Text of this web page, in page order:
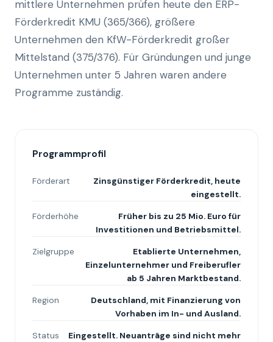
mittlere Unternehmen prüfen heute den ERP-
Förderkredit KMU (365/366), größere
Unternehmen den KfW-Förderkredit großer
Mittelstand (375/376). Für Gründungen und junge
Unternehmen unter 5 Jahren waren andere
Programme zuständig.
Programmprofil
Förderart
Zinsgünstiger Förderkredit, heute
eingestellt.
Förderhöhe
Früher bis zu 25 Mio. Euro für
Investitionen und Betriebsmittel.
Zielgruppe
Etablierte Unternehmen,
Einzelunternehmer und Freiberufler
ab 5 Jahren Marktbestand.
Region
Deutschland, mit Finanzierung von
Vorhaben im In- und Ausland.
Status
Eingestellt. Neuanträge sind nicht mehr